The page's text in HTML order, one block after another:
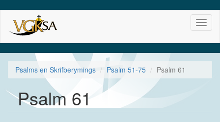
main
content
Psalms en Skrifberymings Psalm 51-75 Psalm 61
Psalm 61